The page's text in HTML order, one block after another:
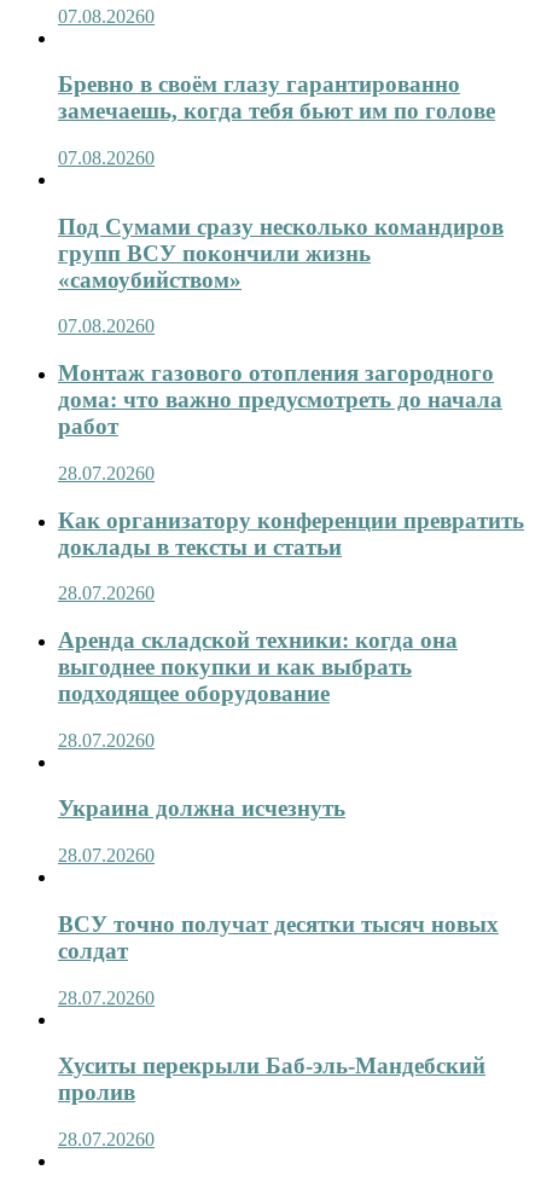
07.08.20260
Бревно в своём глазу гарантированно
замечаешь, когда тебя бьют им по голове
07.08.20260
Под Сумами сразу несколько командиров
групп ВСУ покончили жизнь
«самоубийством»
07.08.20260
Монтаж газового отопления загородного
дома: что важно предусмотреть до начала
работ
28.07.20260
Как организатору конференции превратить
доклады в тексты и статьи
28.07.20260
Аренда складской техники: когда она
выгоднее покупки и как выбрать
подходящее оборудование
28.07.20260
Украина должна исчезнуть
28.07.20260
ВСУ точно получат десятки тысяч новых
солдат
28.07.20260
Хуситы перекрыли Баб-эль-Мандебский
пролив
28.07.20260